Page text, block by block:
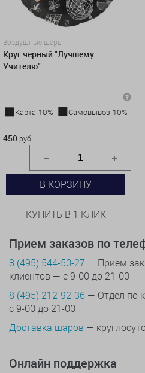
Воздушные шары
Круг черный "Лучшему
Учителю"
Карта-10%
Самовывоз-10%
450 руб.
В КОРЗИНУ
КУПИТЬ В 1 КЛИК
Прием заказов по
8 (495) 544-50-27 — Прием
клиентов — с 9-00 до 21-00
8 (495) 212-92-36 — Отдел по
с 9-00 до 21-00
Доставка шаров —
Онлайн поддержка